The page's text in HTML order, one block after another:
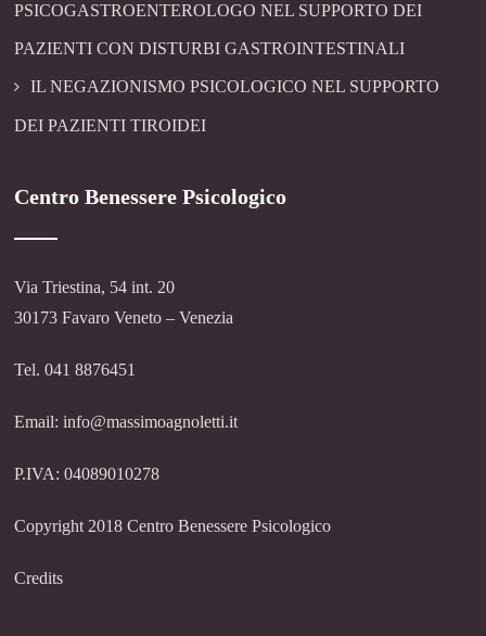
PSICOGASTROENTEROLOGO NEL SUPPORTO DEI
PAZIENTI CON DISTURBI GASTROINTESTINALI
IL NEGAZIONISMO PSICOLOGICO NEL SUPPORTO
DEI PAZIENTI TIROIDEI
Centro Benessere Psicologico
Via Triestina, 54 int. 20
30173 Favaro Veneto – Venezia
Tel. 041 8876451
Email: info@massimoagnoletti.it
P.IVA: 04089010278
Copyright 2018 Centro Benessere Psicologico
Credits